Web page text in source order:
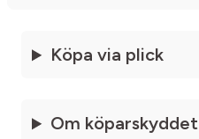
Köpa via plick
Om köparskyddet